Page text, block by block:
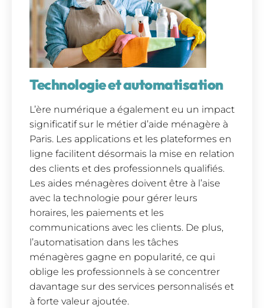
Technologie et automatisation
L’ère numérique a également eu un impact
significatif sur le métier d’aide ménagère à
Paris. Les applications et les plateformes en
ligne facilitent désormais la mise en relation
des clients et des professionnels qualifiés.
Les aides ménagères doivent être à l’aise
avec la technologie pour gérer leurs
horaires, les paiements et les
communications avec les clients. De plus,
l’automatisation dans les tâches
ménagères gagne en popularité, ce qui
oblige les professionnels à se concentrer
davantage sur des services personnalisés et
à forte valeur ajoutée.